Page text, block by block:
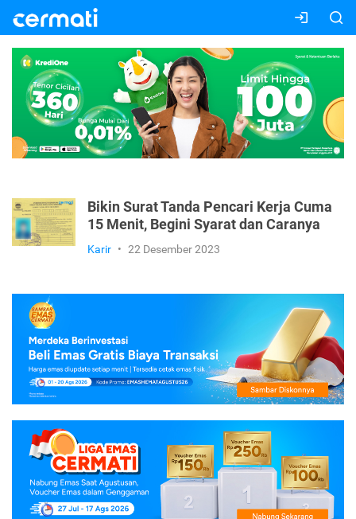
Bikin Surat Tanda Pencari Kerja Cuma
15 Menit, Begini Syarat dan Caranya
Karir • 22 Desember 2023